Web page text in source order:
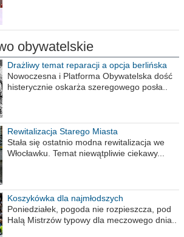
obywatelskie
Drażliwy temat reparacji a opcja berlińska
Nowoczesna i Platforma Obywatelska dość
histerycznie oskarża szeregowego posła..
Rewitalizacja Starego Miasta
Stała się ostatnio modna rewitalizacja we
Włocławku. Temat niewątpliwie ciekawy...
Koszykówka dla najmłodszych
Poniedziałek, pogoda nie rozpieszcza, pod
Halą Mistrzów typowy dla meczowego dnia..